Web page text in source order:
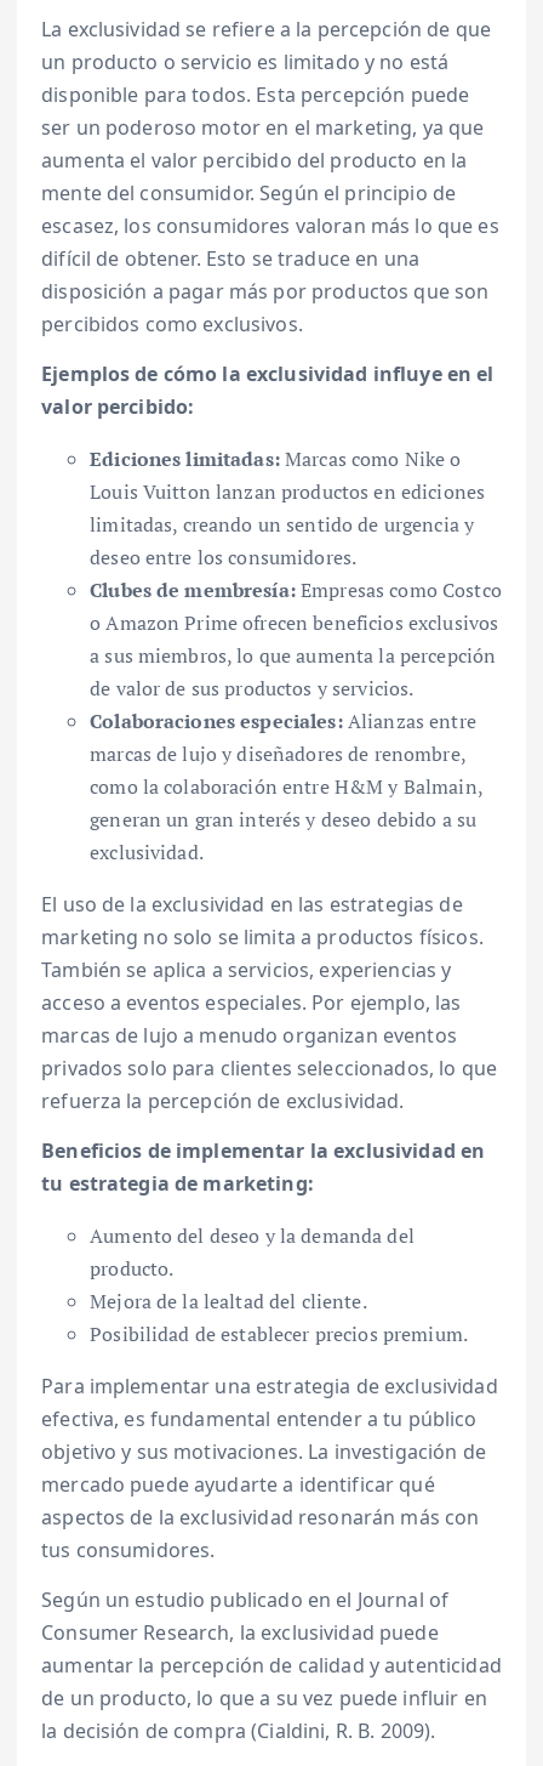
La exclusividad se refiere a la percepción de que
un producto o servicio es limitado y no está
disponible para todos. Esta percepción puede
ser un poderoso motor en el marketing, ya que
aumenta el valor percibido del producto en la
mente del consumidor. Según el principio de
escasez, los consumidores valoran más lo que es
difícil de obtener. Esto se traduce en una
disposición a pagar más por productos que son
percibidos como exclusivos.
Ejemplos de cómo la exclusividad influye en el
valor percibido:
Ediciones limitadas:Marcas como Nike o
Louis Vuitton lanzan productos en ediciones
limitadas, creando un sentido de urgencia y
deseo entre los consumidores.
Clubes de membresía:Empresas como Costco
o Amazon Prime ofrecen beneficios exclusivos
a sus miembros, lo que aumenta la percepción
de valor de sus productos y servicios.
Colaboraciones especiales:Alianzas entre
marcas de lujo y diseñadores de renombre,
como la colaboración entre H&M y Balmain,
generan un gran interés y deseo debido a su
exclusividad.
El uso de la exclusividad en las estrategias de
marketing no solo se limita a productos físicos.
También se aplica a servicios, experiencias y
acceso a eventos especiales. Por ejemplo, las
marcas de lujo a menudo organizan eventos
privados solo para clientes seleccionados, lo que
refuerza la percepción de exclusividad.
Beneficios de implementar la exclusividad en
tu estrategia de marketing:
Aumento del deseo y la demanda del
producto.
Mejora de la lealtad del cliente.
Posibilidad de establecer precios premium.
Para implementar una estrategia de exclusividad
efectiva, es fundamental entender a tu público
objetivo y sus motivaciones. La investigación de
mercado puede ayudarte a identificar qué
aspectos de la exclusividad resonarán más con
tus consumidores.
Según un estudio publicado en el Journal of
Consumer Research, la exclusividad puede
aumentar la percepción de calidad y autenticidad
de un producto, lo que a su vez puede influir en
la decisión de compra (Cialdini, R. B. 2009).